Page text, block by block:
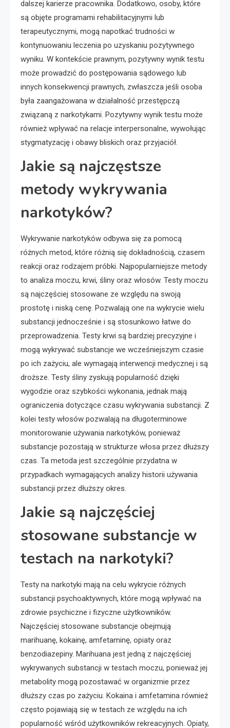
dalszej karierze pracownika. Dodatkowo, osoby, które
są objęte programami rehabilitacyjnymi lub
terapeutycznymi, mogą napotkać trudności w
kontynuowaniu leczenia po uzyskaniu pozytywnego
wyniku. W kontekście prawnym, pozytywny wynik testu
może prowadzić do postępowania sądowego lub
innych konsekwencji prawnych, zwłaszcza jeśli osoba
była zaangażowana w działalność przestępczą
związaną z narkotykami. Pozytywny wynik testu może
również wpływać na relacje interpersonalne, wywołując
stygmatyzację i obawy bliskich oraz przyjaciół.
Jakie są najczęstsze
metody wykrywania
narkotyków?
Wykrywanie narkotyków odbywa się za pomocą
różnych metod, które różnią się dokładnością, czasem
reakcji oraz rodzajem próbki. Najpopularniejsze metody
to analiza moczu, krwi, śliny oraz włosów. Testy moczu
są najczęściej stosowane ze względu na swoją
prostotę i niską cenę. Pozwalają one na wykrycie wielu
substancji jednocześnie i są stosunkowo łatwe do
przeprowadzenia. Testy krwi są bardziej precyzyjne i
mogą wykrywać substancje we wcześniejszym czasie
po ich zażyciu, ale wymagają interwencji medycznej i są
droższe. Testy śliny zyskują popularność dzięki
wygodzie oraz szybkości wykonania, jednak mają
ograniczenia dotyczące czasu wykrywania substancji. Z
kolei testy włosów pozwalają na długoterminowe
monitorowanie używania narkotyków, ponieważ
substancje pozostają w strukturze włosa przez dłuższy
czas. Ta metoda jest szczególnie przydatna w
przypadkach wymagających analizy historii używania
substancji przez dłuższy okres.
Jakie są najczęściej
stosowane substancje w
testach na narkotyki?
Testy na narkotyki mają na celu wykrycie różnych
substancji psychoaktywnych, które mogą wpływać na
zdrowie psychiczne i fizyczne użytkowników.
Najczęściej stosowane substancje obejmują
marihuanę, kokainę, amfetaminę, opiaty oraz
benzodiazepiny. Marihuana jest jedną z najczęściej
wykrywanych substancji w testach moczu, ponieważ jej
metabolity mogą pozostawać w organizmie przez
dłuższy czas po zażyciu. Kokaina i amfetamina również
często pojawiają się w testach ze względu na ich
popularność wśród użytkowników rekreacyjnych. Opiaty,